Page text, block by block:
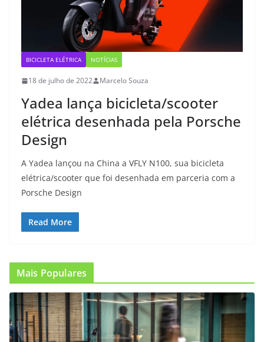
BICICLETA ELÉTRICA NOTÍCIAS
18 de julho de 2022 Marcelo Souza
Yadea lança bicicleta/scooter
elétrica desenhada pela Porsche
Design
A Yadea lançou na China a VFLY N100, sua bicicleta
elétrica/scooter que foi desenhada em parceria com a
Porsche Design
Read More
Mais Populares